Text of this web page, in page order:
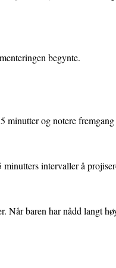
begynte.
minutter og notere fremgang
intervaller å
Når baren har nådd langt